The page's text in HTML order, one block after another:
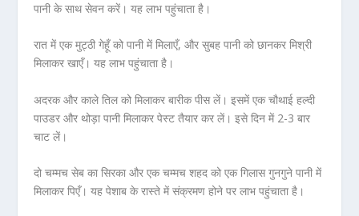
पानी के साथ सेवन करें। यह लाभ पहुंचाता है।
रात में एक मुट्ठी गेहूँ को पानी में मिलाएँ, और सुबह पानी को छानकर मिश्री
मिलाकर खाएँ। यह लाभ पहुंचाता है।
अदरक और काले तिल को मिलाकर बारीक पीस लें। इसमें एक चौथाई हल्दी
पाउडर और थोड़ा पानी मिलाकर पेस्ट तैयार कर लें। इसे दिन में 2-3 बार
चाट लें।
दो चम्मच सेब का सिरका और एक चम्मच शहद को एक गिलास गुनगुने पानी में
मिलाकर पिएँ। यह पेशाब के रास्ते में संक्रमण होने पर लाभ पहुंचाता है।